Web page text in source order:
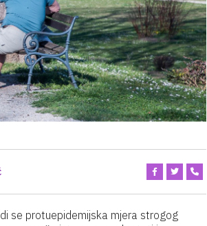
se protuepidemijska mjera strogog